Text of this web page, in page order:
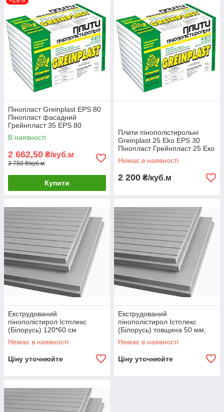
Пінопласт Greinplast EPS 80
Пінопласт фасадний
Грейнпласт 35 EPS 80
В наявності
2 662,50 ₴/куб.м
3 750 ₴/куб.м
Купити
Плити пінополістирольні
Greinplast 25 Eko EPS 30
Пінопласт Грейнпласт 25 Еко
Немає в наявності
2 200 ₴/куб.м
Екструдований
пінополістирол Істплекс
(Білорусь) 120*60 см
Немає в наявності
Ціну уточнюйте
Екструдований
пінополістирол Істплекс
(Білорусь) товщина 50 мм,
лист 120*60 см
Немає в наявності
Ціну уточнюйте